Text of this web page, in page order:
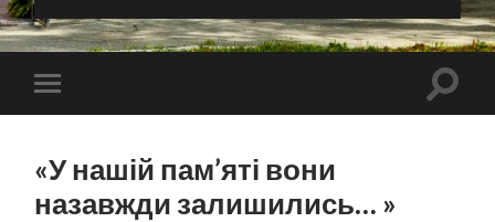
Перемкнути
мобільне
«У нашій пам’яті вони
назавжди залишились… »